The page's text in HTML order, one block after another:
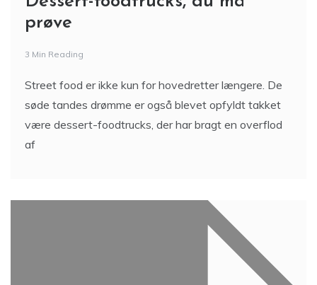
prøve
3 Min Reading
Street food er ikke kun for hovedretter længere. De
søde tandes drømme er også blevet opfyldt takket
være dessert-foodtrucks, der har bragt en overflod
af